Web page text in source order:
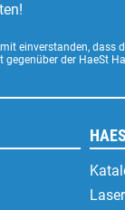
einverstanden,
der